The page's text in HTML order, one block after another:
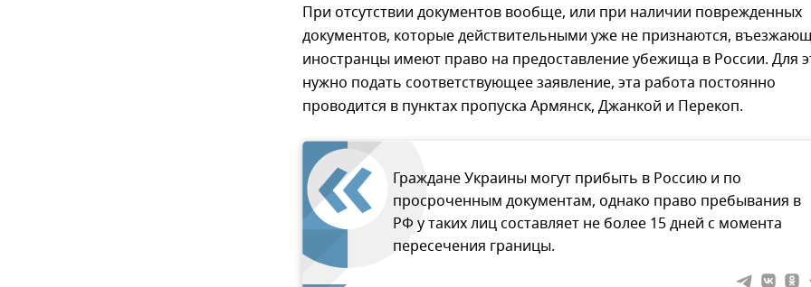
При отсутствии документов вообще, или при наличии поврежденных
документов, которые действительными уже не признаются,
иностранцы имеют право на предоставление убежища в России. Для
нужно подать соответствующее заявление, эта работа постоянно
проводится в пунктах пропуска Армянск, Джанкой и Перекоп.
Граждане Украины могут прибыть в Россию и по
просроченным документам, однако право пребывания в
РФ у таких лиц составляет не более 15 дней с момента
пересечения границы.